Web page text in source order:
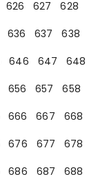
626 627
628
636 637
638
646 647
648
656 657
658
666 667
668
676 677
678
686 687
688